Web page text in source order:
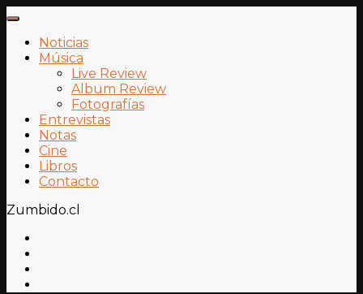
Noticias
Música
Live Review
Album Review
Fotografías
Entrevistas
Notas
Cine
Libros
Contacto
Zumbido.cl